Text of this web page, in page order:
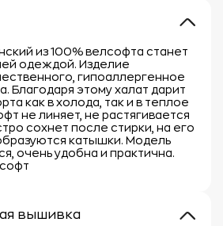
из 100% велсофта станет
одеждой. Изделие
гипоаллергенное
Благодаря этому халат дарит
как в холода, так и в теплое
не линяет, не растягивается
сохнет после стирки, на его
катышки. Модель
очень удобна и практична.
вышивка